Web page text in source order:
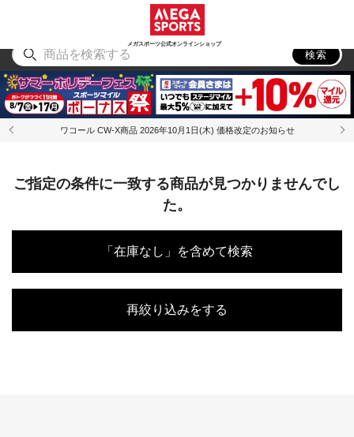
メガスポーツ公式オンラインショップ
アウトドア
検索
ワコール CW-X商品 2026年10月1日(木) 価格改定のお知らせ
ご指定の条件に一致する商品が見つかりませんでし
た。
「在庫なし」を含めて検索
再絞り込みをする